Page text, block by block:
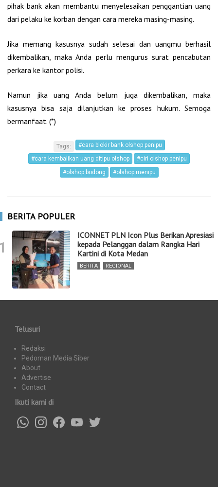
pihak bank akan membantu menyelesaikan penggantian uang
dari pelaku ke korban dengan cara mereka masing-masing.
Jika memang kasusnya sudah selesai dan uangmu berhasil
dikembalikan, maka Anda perlu mengurus surat pencabutan
perkara ke kantor polisi.
Namun jika uang Anda belum juga dikembalikan, maka
kasusnya bisa saja dilanjutkan ke proses hukum. Semoga
bermanfaat. (*)
Tags:
#cara blokir bank olshop penipu
#cara kembalikan uang ditipu olshop
#ciri olshop penipu
#olshop bodong
#olshop menipu
BERITA POPULER
ICONNET PLN Icon Plus Berikan Apresiasi
kepada Pelanggan dalam Rangka Hari
Kartini di Kota Medan
BERITA REGIONAL
Telusuri
Redaksi
Pedoman Media Siber
About
Advertise
Contact
Ikuti kami di